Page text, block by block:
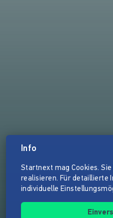
Info
Startnext mag Cookies.
realisieren. Für detaillierte
individuelle